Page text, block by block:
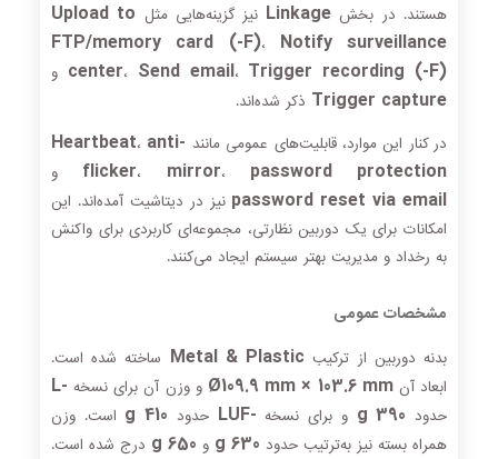
هستند. در بخشLinkage نیز گزینه‌هایی مثل Upload to
FTP/memory card (-F)، Notify surveillance
center، Send email، Trigger recording (-F) و
Trigger capture ذکر شده‌اند.
در کنار این موارد، قابلیت‌های عمومی مانند
Heartbeat، anti-
flicker، mirror، password protection و
password reset via email نیز در دیتاشیت آمده‌اند. این
امکانات برای یک دوربین نظارتی، مجموعه‌ای کاربردی برای واکنش
به رخداد و مدیریت بهتر سیستم ایجاد می‌کنند.
مشخصات عمومی
بدنه دوربین از ترکیب Metal & Plastic ساخته شده است.
ابعاد آنØ109.9 mm × 103.6 mm و وزن آن برای نسخه -L
حدود 390 g و برای نسخه -LUF حدود 410 g
است. وزن
همراه بسته نیز به‌ترتیب حدود 630 g و 650 g
درج شده است.